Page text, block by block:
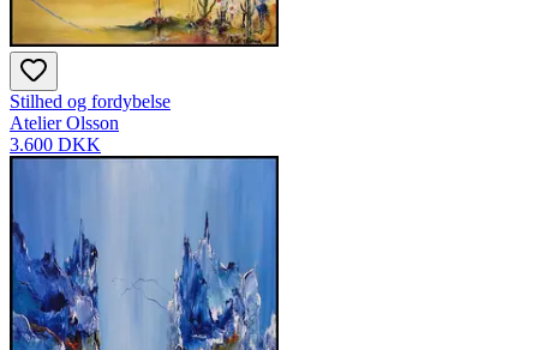
Stilhed og fordybelse
Atelier Olsson
3.600 DKK